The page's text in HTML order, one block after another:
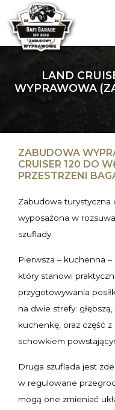
LAND
WYPRAWOWA
ZABUDOWA
CRUISER 120 DO
PRZESTRZENI
Zabudowa turystyczna
wyposażona w
szuflady.
Pierwsza – kuchenna
który stanowi
przygotowywania
na dwie strefy:
kuchenkę, oraz część
schowkiem
Druga szuflada jest
w regulowane
mogą one zmieniać